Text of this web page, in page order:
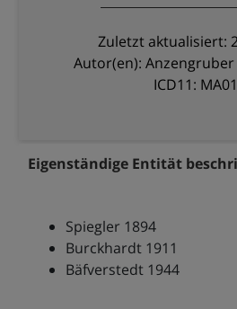
Zuletzt aktualisiert:
Autor(en): Anzengruber
ICD11:
Eigenständige Entität
Spiegler 1894
Burckhardt 1911
Bäfverstedt 1944